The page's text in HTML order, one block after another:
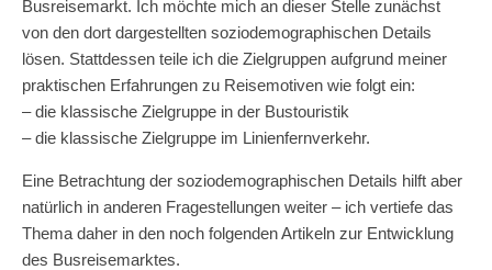
Busreisemarkt. Ich möchte mich an dieser Stelle zunächst
von den dort dargestellten soziodemographischen Details
lösen. Stattdessen teile ich die Zielgruppen aufgrund meiner
praktischen Erfahrungen zu Reisemotiven wie folgt ein:
– die klassische Zielgruppe in der Bustouristik
– die klassische Zielgruppe im Linienfernverkehr.
Eine Betrachtung der soziodemographischen Details hilft aber
natürlich in anderen Fragestellungen weiter – ich vertiefe das
Thema daher in den noch folgenden Artikeln zur Entwicklung
des Busreisemarktes.